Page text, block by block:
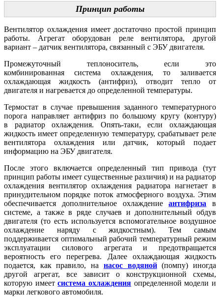
Принцип работы
Вентилятор охлаждения имеет достаточно простой принцип
работы. Агрегат оборудован реле вентилятора, другой
вариант – датчик вентилятора, связанный с ЭБУ двигателя.
Промежуточный теплоноситель, если это
комбинированная система охлаждения, то заливается
охлаждающая жидкость (антифриз), отводит тепло от
двигателя и нагревается до определенной температуры.
Термостат в случае превышения заданного температурного
порога направляет антифриз по большому кругу (контуру)
в радиатор охлаждения. Опять-таки, если охлаждающая
жидкость имеет определенную температуру, срабатывает реле
вентилятора охлаждения или датчик, который подает
информацию на ЭБУ двигателя.
После этого включается определенный тип привода (тут
принцип работы имеет существенные различия) и на радиатор
охлаждения вентилятор охлаждения радиатора нагнетает в
принудительном порядке поток атмосферного воздуха. Этим
обеспечивается дополнительное охлаждениеантифриза в
системе, а также в ряде случаев и дополнительный обдув
двигателя (то есть используется вспомогательное воздушное
охлаждение наряду с жидкостным). Тем самым
поддерживается оптимальный рабочий температурный режим
эксплуатации силового агрегата и предотвращается
вероятность его перегрева. Далее охлаждающая жидкость
подается, как правило, на насос водяной(помпу) иногда
другой агрегат, все зависит о конструкционной схемы,
которую имеетсистема охлаждения определенной модели и
марки легкового автомобиля.